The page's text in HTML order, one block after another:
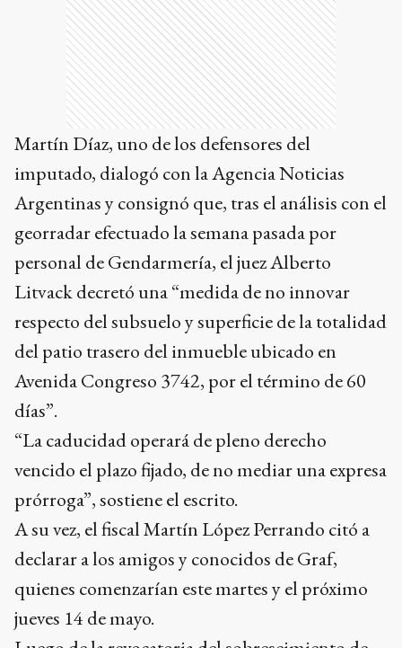
Martín Díaz, uno de los defensores del
imputado, dialogó con la Agencia Noticias
Argentinas y consignó que, tras el análisis con el
georradar efectuado la semana pasada por
personal de Gendarmería, el juez Alberto
Litvack decretó una “medida de no innovar
respecto del subsuelo y superficie de la totalidad
del patio trasero del inmueble ubicado en
Avenida Congreso 3742, por el término de 60
días”.
“La caducidad operará de pleno derecho
vencido el plazo fijado, de no mediar una expresa
prórroga”, sostiene el escrito.
A su vez, el fiscal Martín López Perrando citó a
declarar a los amigos y conocidos de Graf,
quienes comenzarían este martes y el próximo
jueves 14 de mayo.